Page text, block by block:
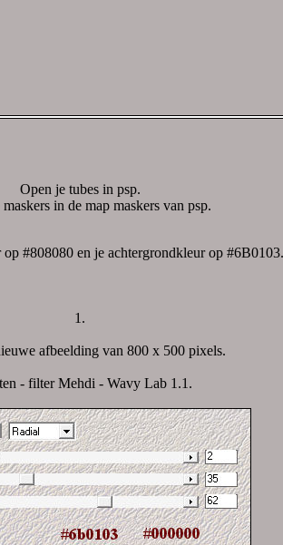
Open je tubes in psp.
maskers in de map maskers van psp.
#808080 en je achtergrondkleur op #6B0103.
1.
afbeelding van 800 x 500 pixels.
- filter Mehdi - Wavy Lab 1.1.